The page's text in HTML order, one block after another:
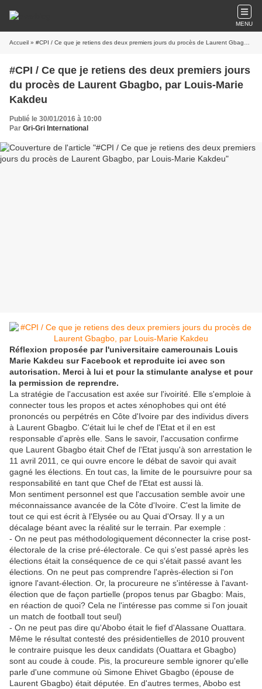
MENU
Accueil » #CPI / Ce que je retiens des deux premiers jours du procès de Laurent Gbagbo, par Louis-Marie Kakdeu
#CPI / Ce que je retiens des deux premiers jours
du procès de Laurent Gbagbo, par Louis-Marie
Kakdeu
Publié le 30/01/2016 à 10:00
Par Gri-Gri International
Réflexion proposée par l'universitaire camerounais Louis
Marie Kakdeu sur Facebook et reproduite ici avec son
autorisation. Merci à lui et pour la stimulante analyse et pour
la permission de reprendre.
La stratégie de l'accusation est axée sur l'ivoirité. Elle s'emploie à
connecter tous les propos et actes xénophobes qui ont été
prononcés ou perpétrés en Côte d'Ivoire par des individus divers
à Laurent Gbagbo. C'était lui le chef de l'Etat et il en est
responsable d'après elle. Sans le savoir, l'accusation confirme
que Laurent Gbagbo était Chef de l'Etat jusqu'à son arrestation le
11 avril 2011, ce qui ouvre encore le débat de savoir qui avait
gagné les élections. En tout cas, la limite de le poursuivre pour sa
responsabilité en tant que Chef de l'Etat est aussi là.
Mon sentiment personnel est que l'accusation semble avoir une
méconnaissance avancée de la Côte d'Ivoire. C'est la limite de
tout ce qui est écrit à l'Elysée ou au Quai d'Orsay. Il y a un
décalage béant avec la réalité sur le terrain. Par exemple :
- On ne peut pas méthodologiquement déconnecter la crise post-
électorale de la crise pré-électorale. Ce qui s'est passé après les
élections était la conséquence de ce qui s'était passé avant les
élections. On ne peut pas comprendre l'après-élection si l'on
ignore l'avant-élection. Or, la procureure ne s'intéresse à l'avant-
élection que de façon partielle (propos tenus par Gbagbo: Mais,
en réaction de quoi? Cela ne l'intéresse pas comme si l'on jouait
un match de football tout seul)
- On ne peut pas dire qu'Abobo était le fief d'Alassane Ouattara.
Même le résultat contesté des présidentielles de 2010 prouvent
le contraire puisque les deux candidats (Ouattara et Gbagbo)
sont au coude à coude. Pis, la procureure semble ignorer qu'elle
parle d'une commune où Simone Ehivet Gbagbo (épouse de
Laurent Gbagbo) était députée. En d'autres termes, Abobo est